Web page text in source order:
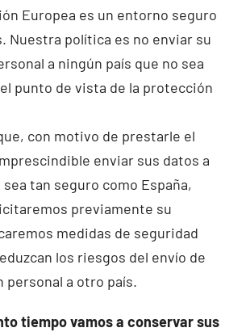
Europea es un entorno seguro
Nuestra política es no enviar su
a ningún país que no sea
punto de vista de la protección
con motivo de prestarle el
enviar sus datos a
tan seguro como España,
previamente su
medidas de seguridad
los riesgos del envío de
personal a otro país.
tiempo vamos a conservar sus